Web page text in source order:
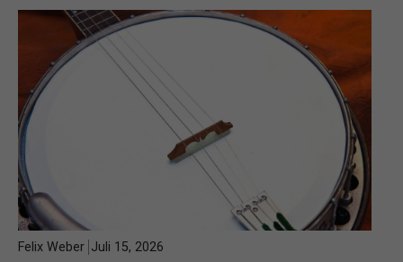
Felix Weber Juli 15, 2026